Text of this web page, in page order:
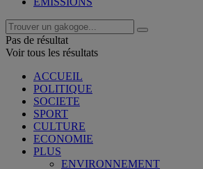
Pas de résultat
Voir tous les résultats
ACCUEIL
POLITIQUE
SOCIETE
SPORT
CULTURE
ECONOMIE
PLUS
ENVIRONNEMENT